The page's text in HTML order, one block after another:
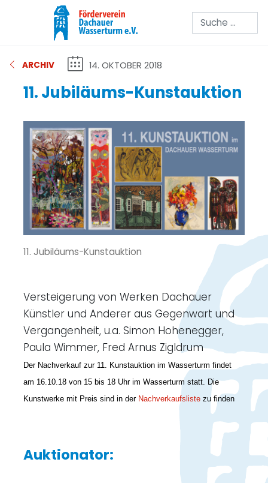
Suchen
ARCHIV 14. OKTOBER 2018
11. Jubiläums-Kunstauktion
11. Jubiläums-Kunstauktion
Versteigerung von Werken Dachauer
Künstler und Anderer aus Gegenwart und
Vergangenheit, u.a. Simon Hohenegger,
Paula Wimmer, Fred Arnus Zigldrum
Der Nachverkauf zur 11. Kunstauktion im Wasserturm findet
am 16.10.18 von 15 bis 18 Uhr im Wasserturm statt. Die
Kunstwerke mit Preis sind in der Nachverkaufsliste zu finden
Auktionator: